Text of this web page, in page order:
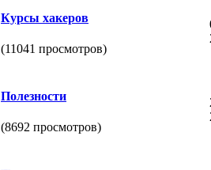
Курсы хакеров
(11041 просмотров)
Полезности
(8692 просмотров)